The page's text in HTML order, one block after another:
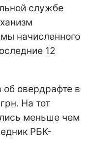
службе
начисленного
12
овердрафте в
На тот
меньше чем
РБК-